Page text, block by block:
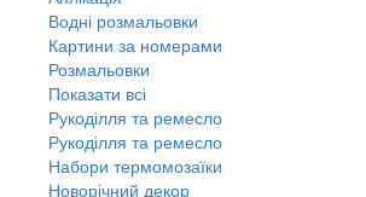
Водні розмальовки
Картини за номерами
Розмальовки
Показати всі
Рукоділля та ремесло
Рукоділля та ремесло
Набори термомозаїки
Новорічний декор